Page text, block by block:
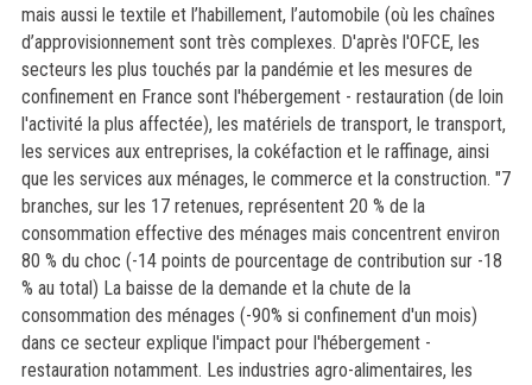
mais aussi le textile et l’habillement, l’automobile (où les chaînes
d’approvisionnement sont très complexes. D'après l'OFCE, les
secteurs les plus touchés par la pandémie et les mesures de
confinement en France sont l'hébergement - restauration (de loin
l'activité la plus affectée), les matériels de transport, le transport,
les services aux entreprises, la cokéfaction et le raffinage, ainsi
que les services aux ménages, le commerce et la construction. "7
branches, sur les 17 retenues, représentent 20 % de la
consommation effective des ménages mais concentrent environ
80 % du choc (-14 points de pourcentage de contribution sur -18
% au total) La baisse de la demande et la chute de la
consommation des ménages (-90% si confinement d'un mois)
dans ce secteur explique l'impact pour l'hébergement -
restauration notamment. Les industries agro-alimentaires, les